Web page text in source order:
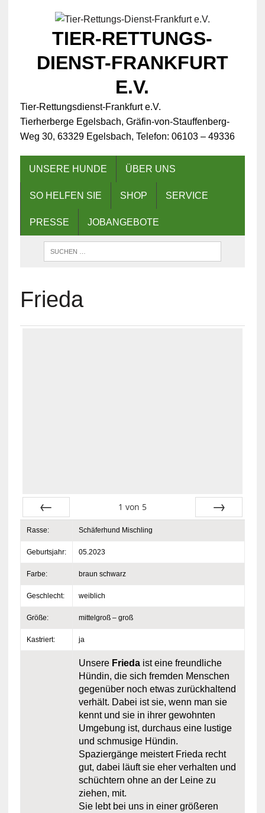
TIER-RETTUNGS-
DIENST-FRANKFURT
E.V.
Tier-Rettungsdienst-Frankfurt e.V.
Tierherberge Egelsbach, Gräfin-von-Stauffenberg-
Weg 30, 63329 Egelsbach, Telefon: 06103 – 49336
UNSERE HUNDE ÜBER UNS
SO HELFEN SIE SHOP SERVICE
PRESSE JOBANGEBOTE
Frieda
Zurück
1 von 5
Rasse: Schäferhund Mischling
Geburtsjahr: 05.2023
Farbe: braun schwarz
Geschlecht: weiblich
Größe: mittelgroß – groß
Kastriert: ja
Unsere Friedaist eine freundliche
Hündin, die sich fremden Menschen
gegenüber noch etwas zurückhaltend
verhält. Dabei ist sie, wenn man sie
kennt und sie in ihrer gewohnten
Umgebung ist, durchaus eine lustige
und schmusige Hündin.
Spaziergänge meistert Frieda recht
gut, dabei läuft sie eher verhalten und
schüchtern ohne an der Leine zu
ziehen, mit.
Sie lebt bei uns in einer größeren